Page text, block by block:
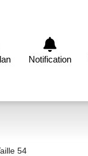
Notification
54